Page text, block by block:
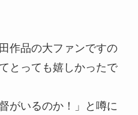
作品の大ファンですの
とっても嬉しかったで
がいるのか！」と噂に